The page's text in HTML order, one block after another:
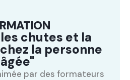
chutes et la
la personne
âgée"
par des formateurs